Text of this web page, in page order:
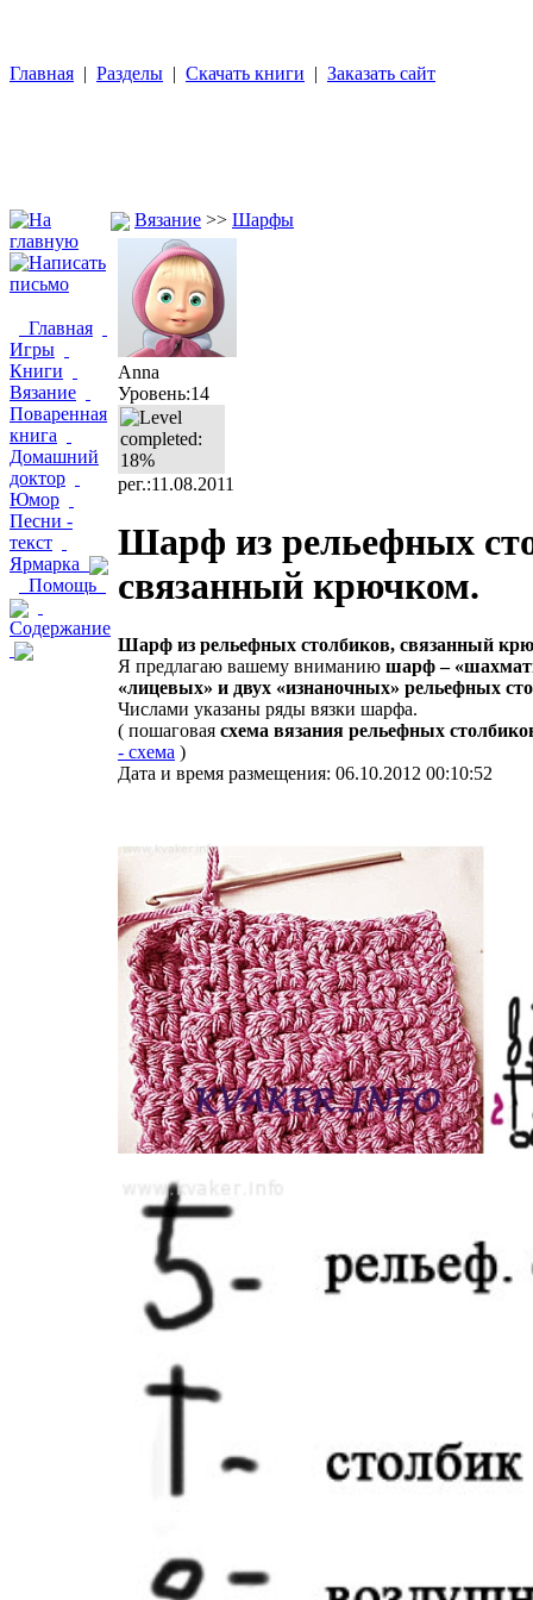
Главная | Разделы | Скачать книги | Заказать сайт
Главная
Игры
Книги
Вязание
Поваренная
книга
Домашний
доктор
Юмор
Песни -
текст
Ярмарка
Помощь
Содержание
Вязание >> Шарфы
Anna
Уровень:14
рег.:11.08.2011
Шарф из рельефных
связанный крючком.
Шарф из рельефных столбиков, связанный
Я предлагаю вашему вниманию шарф –
«лицевых» и двух «изнаночных» рельефных
Числами указаны ряды вязки шарфа.
( пошаговая схема вязания рельефных
- схема )
Дата и время размещения: 06.10.2012 00:10:52